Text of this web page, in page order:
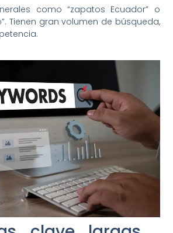
como “zapatos Ecuador” o
Tienen gran volumen de búsqueda,